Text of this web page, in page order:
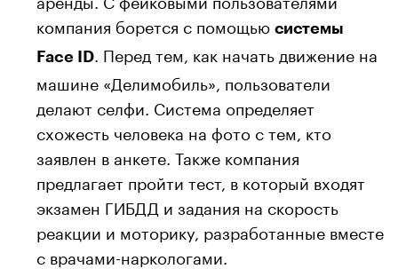
компания борется с помощью системы
Face ID
. Перед тем, как начать движение на
машине «Делимобиль», пользователи
делают селфи. Система определяет
схожесть человека на фото с тем, кто
заявлен в анкете. Также компания
предлагает пройти тест, в который входят
экзамен ГИБДД и задания на скорость
реакции и моторику, разработанные вместе
с врачами-наркологами.